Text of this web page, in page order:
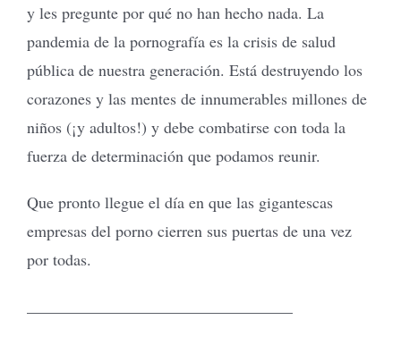
y les pregunte por qué no han hecho nada. La
pandemia de la pornografía es la crisis de salud
pública de nuestra generación. Está destruyendo los
corazones y las mentes de innumerables millones de
niños (¡y adultos!) y debe combatirse con toda la
fuerza de determinación que podamos reunir.
Que pronto llegue el día en que las gigantescas
empresas del porno cierren sus puertas de una vez
por todas.